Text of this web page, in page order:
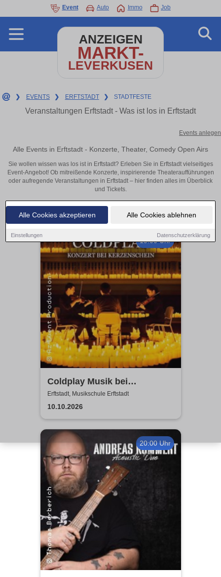
Alle Cookies akzeptieren Alle Cookies ablehnen
Einstellungen Datenschutzerklärung
Event Auto Immo Job
ANZEIGEN
MARKT-
LEVERKUSEN
❯ EVENTS ❯ ERFTSTADT ❯ STADTFESTE
Veranstaltungen Erftstadt - Was ist los in Erftstadt
Events anlegen
Alle Events in Erftstadt - Konzerte, Theater, Comedy Open Airs
Sie wollen wissen was los ist in Erftstadt? Erleben Sie in Erftstadt vielseitiges
Event-Angebot! Ob mitreißende Konzerte, inspirierende Theateraufführungen
oder aufregende Veranstaltungen in Erftstadt – hier finden alles im Überblick
und Tickets.
19:00 Uhr
Coldplay Musik bei
Kerzenschein
Erftstadt, Musikschule Erftstadt
10.10.2026
20:00 Uhr